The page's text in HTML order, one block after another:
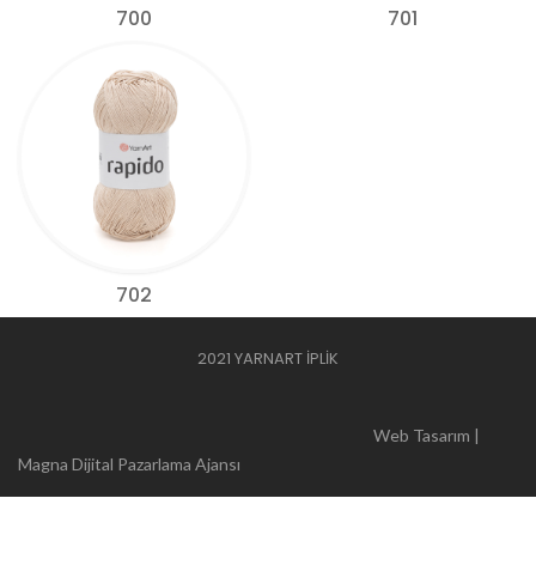
700 701
702
2021 YARNART İPLİK
Web Tasarım |
Magna Dijital Pazarlama Ajansı